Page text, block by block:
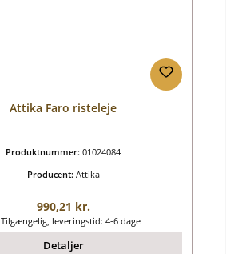
Attika Faro risteleje
Produktnummer: 01024084
Producent: Attika
Almindelig pris:
990,21 kr.
Tilgængelig, leveringstid: 4-6 dage
Detaljer